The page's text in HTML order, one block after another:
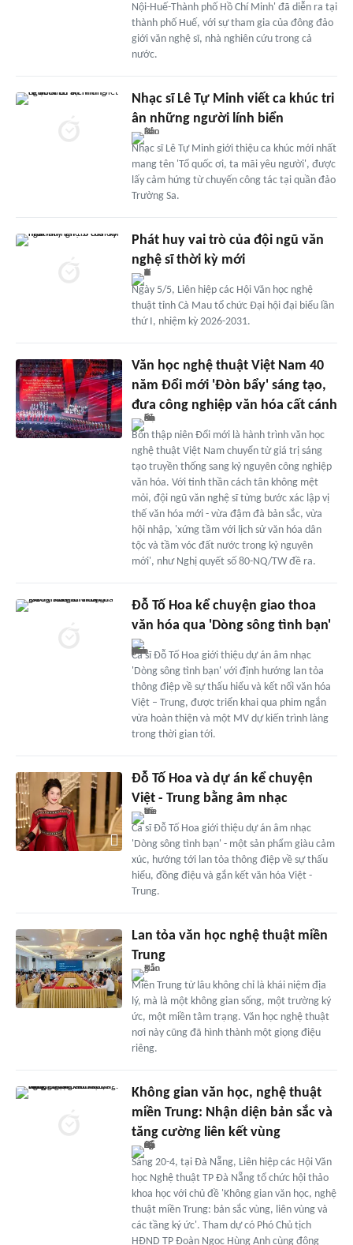
Nội-Huế-Thành phố Hồ Chí Minh' đã diễn ra tại
thành phố Huế, với sự tham gia của đông đảo
giới văn nghệ sĩ, nhà nghiên cứu trong cả
nước.
Nhạc sĩ Lê Tự Minh viết ca khúc tri
ân những người lính biển
Nhạc sĩ Lê Tự Minh giới thiệu ca khúc mới nhất
mang tên 'Tổ quốc ơi, ta mãi yêu người', được
lấy cảm hứng từ chuyến công tác tại quần đảo
Trường Sa.
Phát huy vai trò của đội ngũ văn
nghệ sĩ thời kỳ mới
Ngày 5/5, Liên hiệp các Hội Văn học nghệ
thuật tỉnh Cà Mau tổ chức Đại hội đại biểu lần
thứ I, nhiệm kỳ 2026-2031.
Văn học nghệ thuật Việt Nam 40
năm Đổi mới 'Đòn bẩy' sáng tạo,
đưa công nghiệp văn hóa cất cánh
Bốn thập niên Đổi mới là hành trình văn học
nghệ thuật Việt Nam chuyển từ giá trị sáng
tạo truyền thống sang kỷ nguyên công nghiệp
văn hóa. Với tinh thần cách tân không mệt
mỏi, đội ngũ văn nghệ sĩ từng bước xác lập vị
thế văn hóa mới - vừa đậm đà bản sắc, vừa
hội nhập, 'xứng tầm với lịch sử văn hóa dân
tộc và tầm vóc đất nước trong kỷ nguyên
mới', như Nghị quyết số 80-NQ/TW đề ra.
Đỗ Tố Hoa kể chuyện giao thoa
văn hóa qua 'Dòng sông tình bạn'
Ca sĩ Đỗ Tố Hoa giới thiệu dự án âm nhạc
'Dòng sông tình bạn' với định hướng lan tỏa
thông điệp về sự thấu hiểu và kết nối văn hóa
Việt – Trung, được triển khai qua phim ngắn
vừa hoàn thiện và một MV dự kiến trình làng
trong thời gian tới.
Đỗ Tố Hoa và dự án kể chuyện
Việt - Trung bằng âm nhạc
Ca sĩ Đỗ Tố Hoa giới thiệu dự án âm nhạc
'Dòng sông tình bạn' - một sản phẩm giàu cảm
xúc, hướng tới lan tỏa thông điệp về sự thấu
hiểu, đồng điệu và gắn kết văn hóa Việt -
Trung.
Lan tỏa văn học nghệ thuật miền
Trung
Miền Trung từ lâu không chỉ là khái niệm địa
lý, mà là một không gian sống, một trường ký
ức, một miền tâm trạng. Văn học nghệ thuật
nơi này cũng đã hình thành một giọng điệu
riêng.
Không gian văn học, nghệ thuật
miền Trung: Nhận diện bản sắc và
tăng cường liên kết vùng
Sáng 20-4, tại Đà Nẵng, Liên hiệp các Hội Văn
học Nghệ thuật TP Đà Nẵng tổ chức hội thảo
khoa học với chủ đề 'Không gian văn học, nghệ
thuật miền Trung: bản sắc vùng, liên vùng và
các tầng ký ức'. Tham dự có Phó Chủ tịch
HĐND TP Đoàn Ngọc Hùng Anh cùng đông